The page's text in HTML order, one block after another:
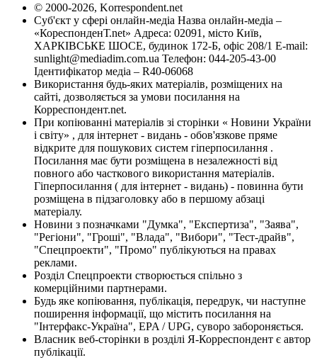
© 2000-2026, Korrespondent.net
Суб'єкт у сфері онлайн-медіа Назва онлайн-медіа –
«КореспонденТ.net» Адреса: 02091, місто Київ,
ХАРКІВСЬКЕ ШОСЕ, будинок 172-Б, офіс 208/1 E-mail:
sunlight@mediadim.com.ua Телефон: 044-205-43-00
Ідентифікатор медіа – R40-06068
Використання будь-яких матеріалів, розміщених на
сайті, дозволяється за умови посилання на
Корреспондент.net.
При копіюванні матеріалів зі сторінки « Новини України
і світу» , для інтернет - видань - обов'язкове пряме
відкрите для пошукових систем гіперпосилання .
Посилання має бути розміщена в незалежності від
повного або часткового використання матеріалів.
Гіперпосилання ( для інтернет - видань) - повинна бути
розміщена в підзаголовку або в першому абзаці
матеріалу.
Новини з позначками "Думка", "Експертиза", "Заява",
"Регіони", "Гроші", "Влада", "Вибори", "Тест-драйв",
"Спецпроекти", "Промо" публікуються на правах
реклами.
Розділ Спецпроекти створюється спільно з
комерційними партнерами.
Будь яке копіювання, публікація, передрук, чи наступне
поширення інформації, що містить посилання на
"Інтерфакс-Україна", EPA / UPG, суворо забороняється.
Власник веб-сторінки в розділі Я-Корреспондент є автор
публікації.